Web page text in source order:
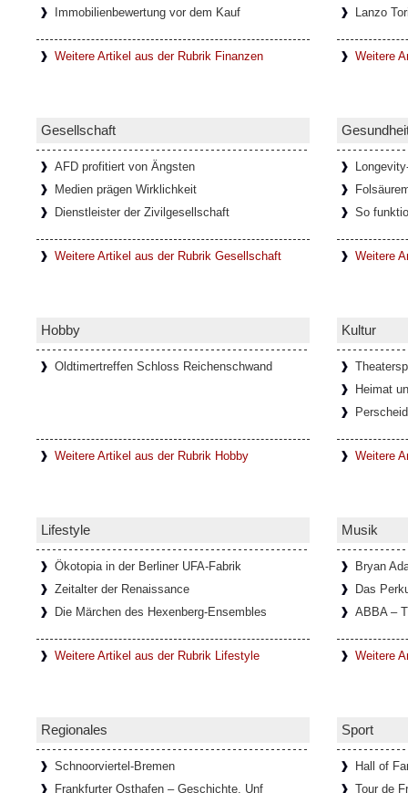
In den letzten Jahrzehnten haben sich
entwickelt, die oft auch nach
Piemont, bildet das Tor zu den drei Tälern
Glamouröse Hommage an
Ponte del Diavolo - Teufelsbrücke
In einem kleinen Ort mit dem Namen
Diavolo, die [Weiterlesen...]
Um Schloss Köpenick rankt sich eine
ehemalige Burg auf der Schlossinsel, mit
ausgezeichnete
[Weiterlesen...]
Im Goethe-Haus in Rom läuft eine
Immobilienbewertung vor dem Kauf
Weitere Artikel aus der Rubrik Finanzen
Lanzo
Weitere
Gesellschaft
AFD profitiert von Ängsten
Medien prägen Wirklichkeit
Dienstleister der Zivilgesellschaft
Weitere Artikel aus der Rubrik Gesellschaft
So
Weitere
Hobby
Oldtimertreffen Schloss Reichenschwand
Weitere Artikel aus der Rubrik Hobby
Kultur
Heimat
Weitere
Lifestyle
Ökotopia in der Berliner UFA-Fabrik
Zeitalter der Renaissance
Die Märchen des Hexenberg-Ensembles
Weitere Artikel aus der Rubrik Lifestyle
Musik
Bryan
Das
ABBA –
Weitere
Regionales
Schnoorviertel-Bremen
Frankfurter Osthafen – Geschichte, Unf
Sport
Hall of
Tour de